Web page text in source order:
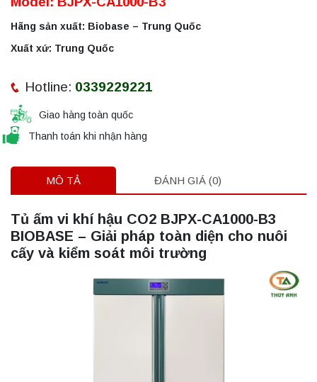
Hãng sản xuất: Biobase – Trung Quốc
Xuất xứ: Trung Quốc
Hotline: 0339229221
Giao hàng toàn quốc
Thanh toán khi nhận hàng
MÔ TẢ ĐÁNH GIÁ (0)
Tủ ấm vi khí hậu CO2 BJPX-CA1000-B3
BIOBASE – Giải pháp toàn diện cho nuôi
cấy và kiểm soát môi trường